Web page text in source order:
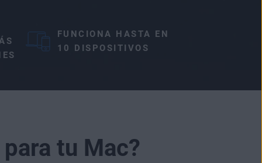
FUNCIONA HASTA EN
10 DISPOSITIVOS
tu Mac?